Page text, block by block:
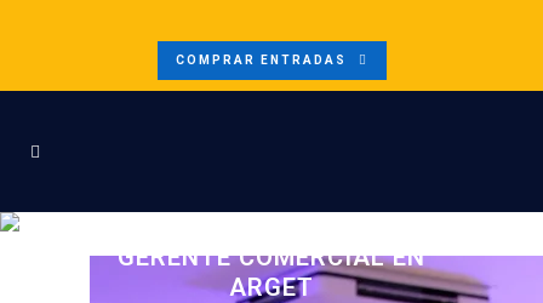
COMPRAR ENTRADAS
GERENTE COMERCIAL EN
ARGET